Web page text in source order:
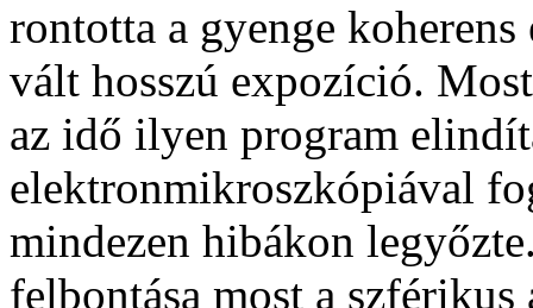
rontotta a gyenge
vált hosszú expozíció.
az idő ilyen program
elektronmikroszkópiával
mindezen hibákon
felbontása most a